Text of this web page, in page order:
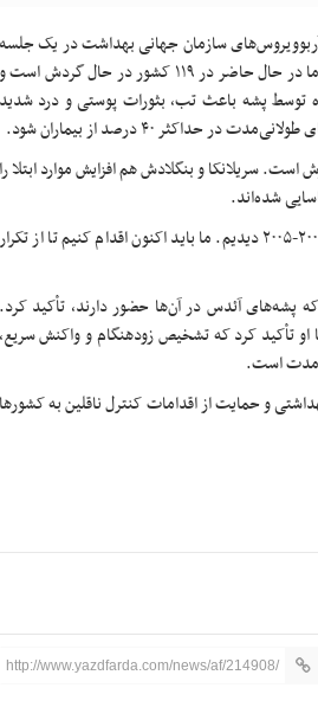
آربوویروس‌های سازمان جهانی بهداشت در یک جلسه
توجیهی سازمان ملل گفت: چیکونگونیا یک بیماری شناخته‌شده نیست، اما در حال حاضر در ۱۱۹ کشور در حال گردش است و
توسط پشه باعث تب، بثورات پوستی و درد شدید
۴۰ درصد از بیماران شود.
سریلانکا و بنگلادش هم افزایش موارد ابتلا را
شده‌اند.
روخاس هشدار داد: این الگو منعکس‌کننده چیزی است که در سال‌های ۲۰۰۴-۲۰۰۵ دیدیم. ما باید اکنون اقدام کنیم تا از تکرار
پشه‌های آئدس در آن‌ها حضور دارند، تأکید کرد.
او تأکید کرد که تشخیص زودهنگام و واکنش سریع،
است.
و حمایت از اقدامات کنترل ناقلین به کشورها
http://www.yazdfarda.com/news/af/214908/